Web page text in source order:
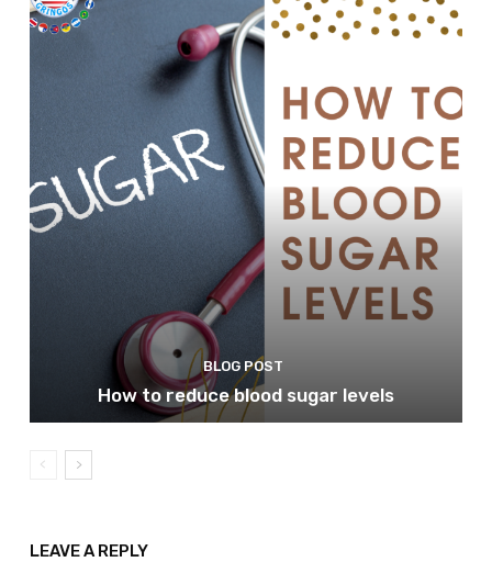
BLOG POST
How to reduce blood sugar levels
LEAVE A REPLY